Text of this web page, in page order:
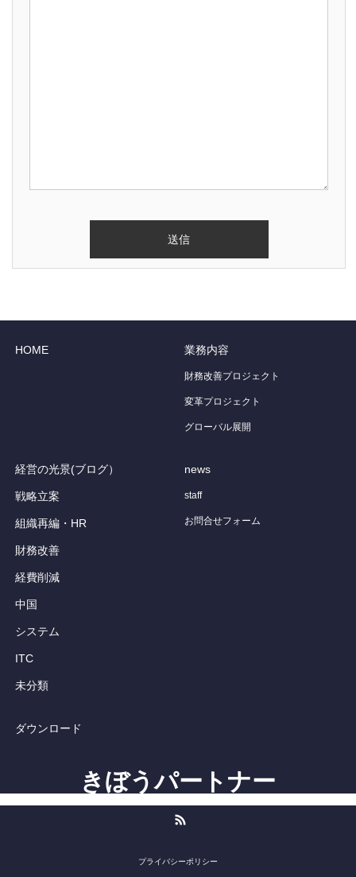
HOME 業務内容
財務改善プロジェクト
変革プロジェクト
グローバル展開
経営の光景(ブログ）
戦略立案
組織再編・HR
財務改善
経費削減
中国
システム
ITC
未分類
news
staff
お問合せフォーム
ダウンロード
きぼうパートナー
プライバシーポリシー